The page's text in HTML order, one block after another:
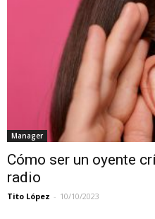
Manager
Cómo ser un oyente
radio
Tito López - 10/10/2023